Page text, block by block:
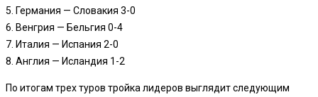
5. Германия — Словакия 3-0
6. Венгрия — Бельгия 0-4
7. Италия — Испания 2-0
8. Англия — Исландия 1-2
По итогам трех туров тройка лидеров выглядит следующим